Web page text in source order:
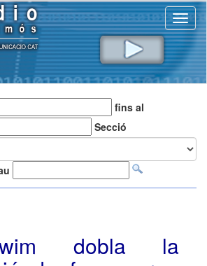
fins al
Secció
dobla la